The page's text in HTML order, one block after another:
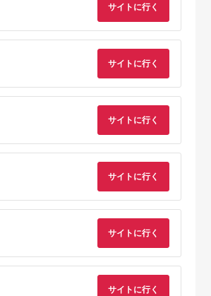
サイトに行く
サイトに行く
サイトに行く
サイトに行く
サイトに行く
サイトに行く